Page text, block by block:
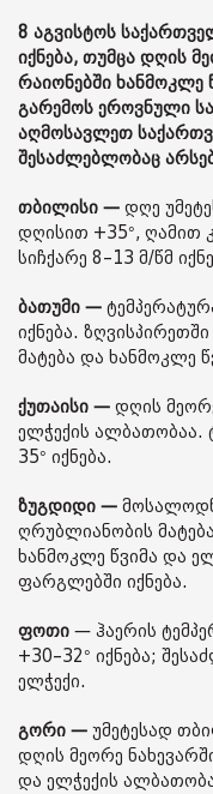
8 აგვისტოს
იქნება, თუმცა დღის
რაიონებში
გარემოს ეროვნული
აღმოსავლეთ
შესაძლებლობაც
თბილისი — დღე
დღისით +35°, ღამით
სიჩქარე 8–13 მ/წმ
ბათუმი —
იქნება.
მატება და ხანმოკლე
ქუთაისი — დღის
ელჭექის ალბათობაა.
35° იქნება.
ზუგდიდი —
ღრუბლიანობის
ხანმოკლე წვიმა და
ფარგლებში იქნება.
ფოთი — ჰაერის
+30–32° იქნება;
ელჭექი.
გორი — უმეტესად
დღის მეორე
და ელჭექის